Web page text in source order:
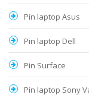
Pin laptop Asus
Pin laptop Dell
Pin Surface
Pin laptop Sony